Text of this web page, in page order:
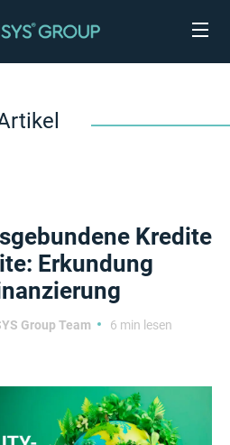
Kredite
Erkundung
Group Team 6 min lesen